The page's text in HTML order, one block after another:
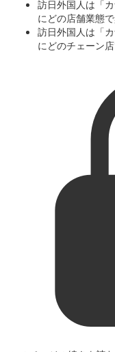
訪日外国人は「
にどの店舗業態
訪日外国人は「
にどのチェーン